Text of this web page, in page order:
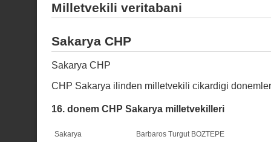
Milletvekili veritabani
Sakarya CHP
Sakarya CHP
CHP Sakarya ilinden milletvekili cikardigi
16. donem CHP Sakarya milletvekilleri
Sakarya
Barbaros Turgut BOZTEPE